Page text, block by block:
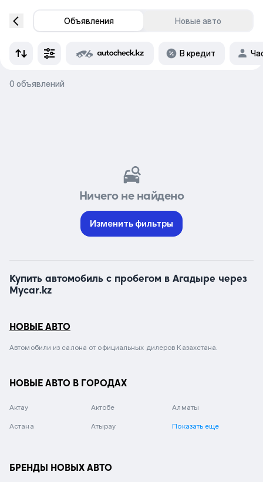
Объявления Новые авто
В кредит
0 объявлений
Ничего не найдено
Изменить фильтры
Купить автомобиль с пробегом в Агадыре через
Mycar.kz
НОВЫЕ АВТО
Автомобили из салона от официальных дилеров Казахстана.
НОВЫЕ АВТО В ГОРОДАХ
Актау Актобе Алматы
Астана Атырау Показать еще
БРЕНДЫ НОВЫХ АВТО